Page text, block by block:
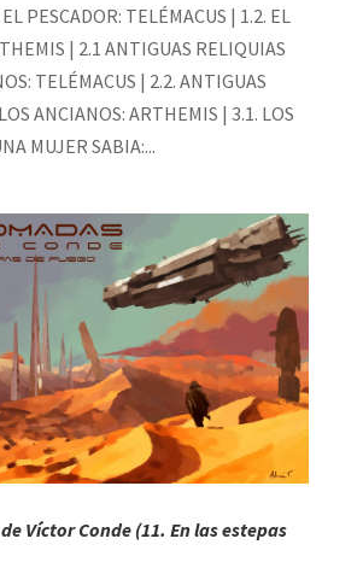
PESCADOR: TELÉMACUS | 1.2. EL
| 2.1 ANTIGUAS RELIQUIAS
TELÉMACUS | 2.2. ANTIGUAS
ANCIANOS: ARTHEMIS | 3.1. LOS
MUJER SABIA:...
de Víctor Conde (11. En las estepas